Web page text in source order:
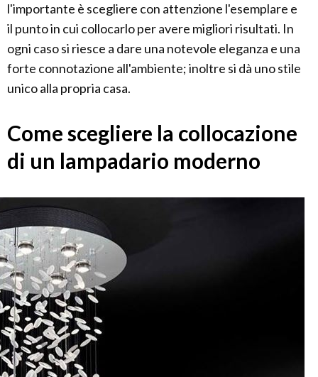
l'importante è scegliere con attenzione l'esemplare e
il punto in cui collocarlo per avere migliori risultati. In
ogni caso si riesce a dare una notevole eleganza e una
forte connotazione all'ambiente; inoltre si dà uno stile
unico alla propria casa.
Come scegliere la collocazione
di un lampadario moderno